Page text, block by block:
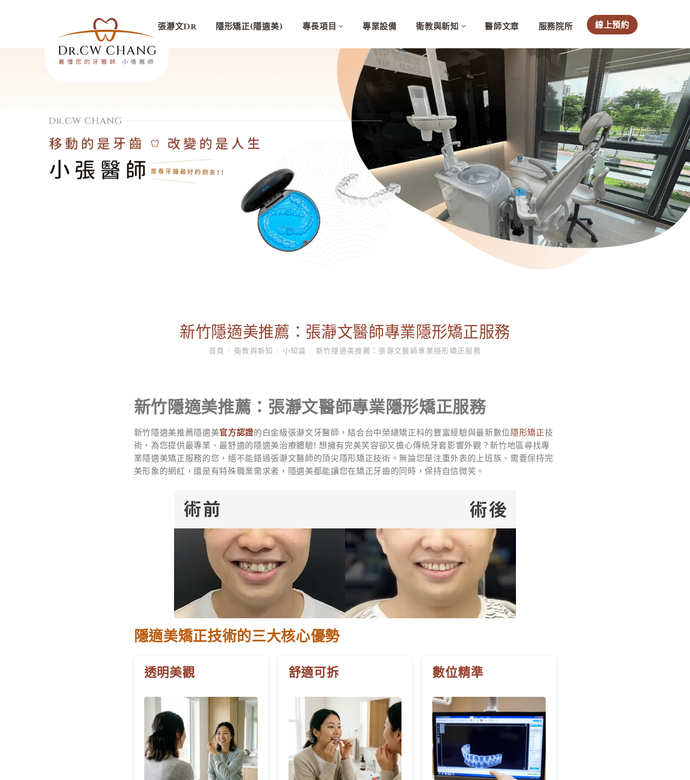
張瀞文Dr 隱形矯正(隱適美) 專長項目 專業設備 衛教與新知 醫師文章 服務院所 線上預約
新竹隱適美推薦：張瀞文醫師專業隱形矯正服務
首頁/ 衛教與新知 / 小知識 / 新竹隱適美推薦：張瀞文醫師專業隱形矯正服務
新竹隱適美推薦：張瀞文醫師專業隱形矯正服務
新竹隱適美推薦隱適美官方認證的白金級張瀞文牙醫師，結合台中榮總矯正科的豐富經驗與最新數位 隱形矯正技
術，為您提供最專業、最舒適的隱適美治療體驗! 想擁有完美笑容卻又擔心傳統牙套影響外觀？新竹地區尋找專
業隱適美矯正服務的您，絕不能錯過張瀞文醫師的頂尖隱形矯正技術。無論您是注重外表的上班族、需要保持完
美形象的網紅，還是有特殊職業需求者，隱適美都能讓您在矯正牙齒的同時，保持自信微笑。
隱適美矯正技術的三大核心優勢
透明美觀 舒適可拆 數位精準